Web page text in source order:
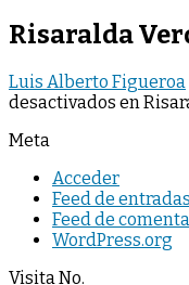
Risaralda
Luis Alberto Figueroa
desactivados en
Meta
Acceder
Feed de entradas
Feed de
WordPress.org
Visita No.